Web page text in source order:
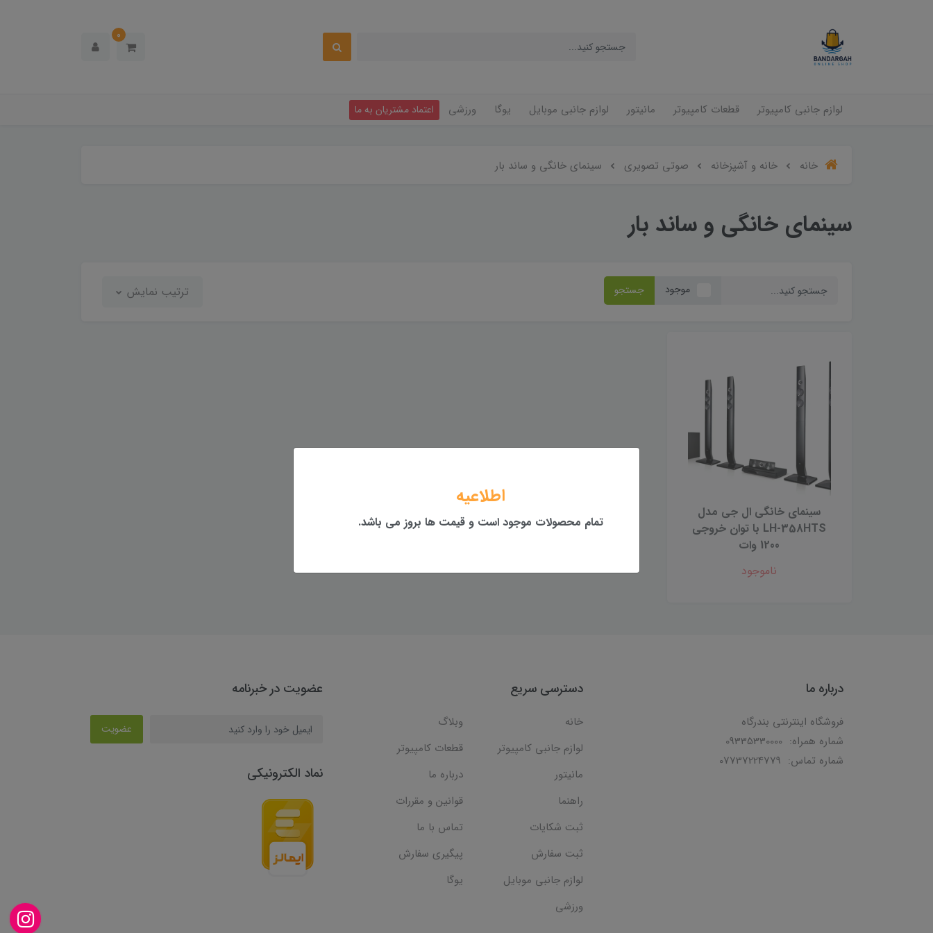
0
لوازم جانبی کامپیوتر قطعات کامپیوتر مانیتور لوازم جانبی موبایل یوگا ورزشی اعتماد مشتریان به ما
خانه خانه و آشپزخانه صوتی تصویری سینمای خانگی و ساند بار
سینمای خانگی و ساند بار
موجود جستجو ترتیب نمایش
سینمای خانگی ال جی مدل
LH-358HTS با توان خروجی
1200 وات
ناموجود
اطلاعیه
تمام محصولات موجود است و قیمت ها بروز می باشد.
درباره ما
فروشگاه اینترنتی بندرگاه
شماره همراه: 09335330000
شماره تماس: 07737224779
دسترسی سریع
خانه
وبلاگ
لوازم جانبی کامپیوتر
قطعات کامپیوتر
مانیتور
درباره ما
راهنما
قوانین و مقررات
ثبت شکایات
تماس با ما
ثبت سفارش
پیگیری سفارش
لوازم جانبی موبایل
یوگا
ورزشی
عضویت در خبرنامه
عضویت
نماد الکترونیکی